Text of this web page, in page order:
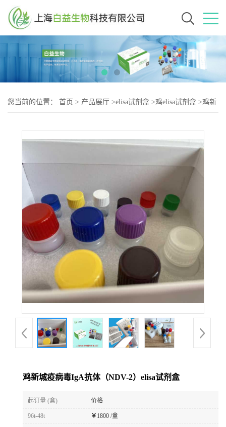
您当前的位置： 首页 > 产品展厅 >elisa试剂盒 >鸡elisa试剂盒 >鸡新
鸡新城疫病毒IgA抗体（NDV-2）elisa试剂盒
起订量 (盒) 价格
96t-48t ￥ 1800 /盒